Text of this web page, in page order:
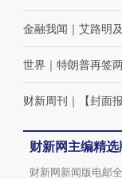
金融我闻 ｜ 艾路明
世界 ｜ 特朗普再签
财新周刊 ｜ 【封面
财新网主编精
财新网新闻版电邮